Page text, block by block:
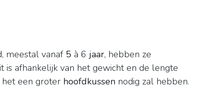
meestal vanaf 5 à 6 jaar, hebben ze
is afhankelijk van het gewicht en de lengte
een groter hoofdkussen nodig zal hebben.